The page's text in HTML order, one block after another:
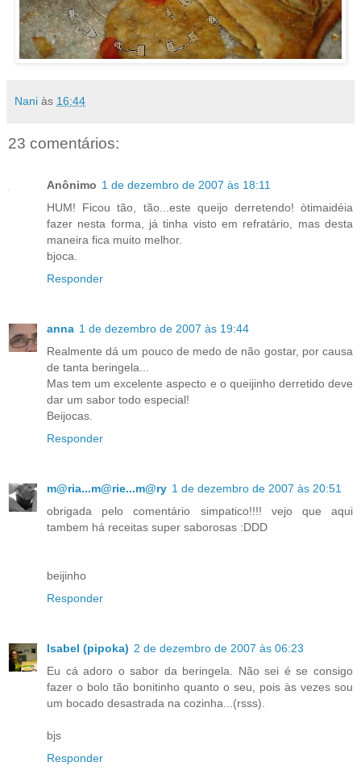
Nani às 16:44
23 comentários:
Anônimo 1 de dezembro de 2007 às 18:11
HUM! Ficou tão, tão...este queijo derretendo! òtimaidéia
fazer nesta forma, já tinha visto em refratário, mas desta
maneira fica muito melhor.
bjoca.
Responder
anna 1 de dezembro de 2007 às 19:44
Realmente dá um pouco de medo de não gostar, por causa
de tanta beringela...
Mas tem um excelente aspecto e o queijinho derretido deve
dar um sabor todo especial!
Beijocas.
Responder
m@ria...m@rie...m@ry 1 de dezembro de 2007 às 20:51
obrigada pelo comentário simpatico!!!! vejo que aqui
tambem há receitas super saborosas :DDD
beijinho
Responder
Isabel (pipoka) 2 de dezembro de 2007 às 06:23
Eu cá adoro o sabor da beringela. Não sei é se consigo
fazer o bolo tão bonitinho quanto o seu, pois às vezes sou
um bocado desastrada na cozinha...(rsss).
bjs
Responder